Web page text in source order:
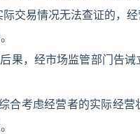
交易情况无法查证的，
果，经市场监管部门告
合考虑经营者的实际经